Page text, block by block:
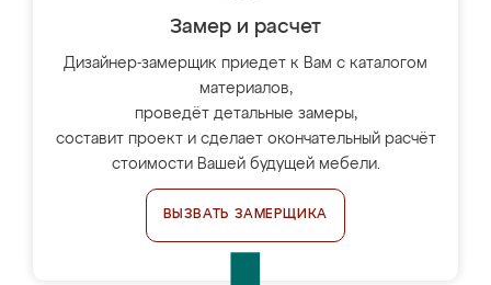
Замер и расчет
Дизайнер-замерщик приедет к Вам с каталогом
материалов,
проведёт детальные замеры,
составит проект и сделает окончательный расчёт
стоимости Вашей будущей мебели.
ВЫЗВАТЬ ЗАМЕРЩИКА